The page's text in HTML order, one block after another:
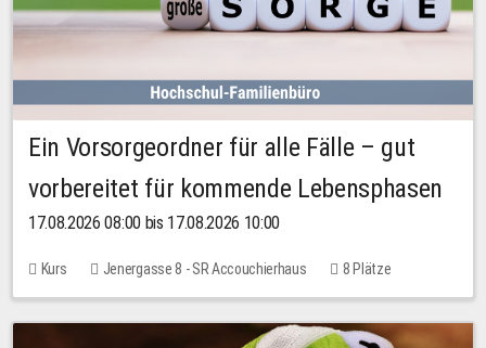
Ein Vorsorgeordner für alle Fälle – gut
vorbereitet für kommende Lebensphasen
17.08.2026 08:00 bis 17.08.2026 10:00
Kurs Jenergasse 8 - SR Accouchierhaus 8 Plätze